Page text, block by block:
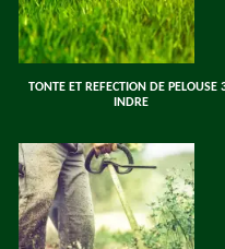
TONTE ET REFECTION DE PELOUSE
INDRE